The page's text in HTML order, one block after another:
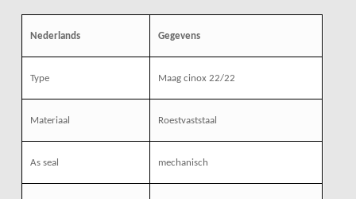
Nederlands Gegevens
Type Maag cinox 22/22
Materiaal Roestvaststaal
As seal mechanisch